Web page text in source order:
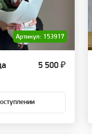
Артикул: 153917
5 500 ₽